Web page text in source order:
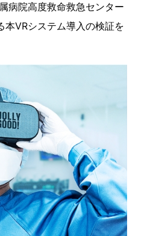
病院高度救命救急センター
本VRシステム導入の検証を